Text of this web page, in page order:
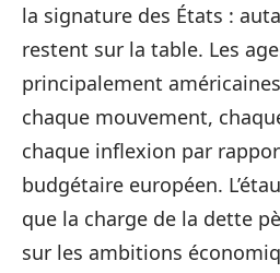
la signature des États :
restent sur la table. Les
principalement
chaque mouvement,
chaque inflexion par
budgétaire européen.
que la charge de la dette
sur les ambitions